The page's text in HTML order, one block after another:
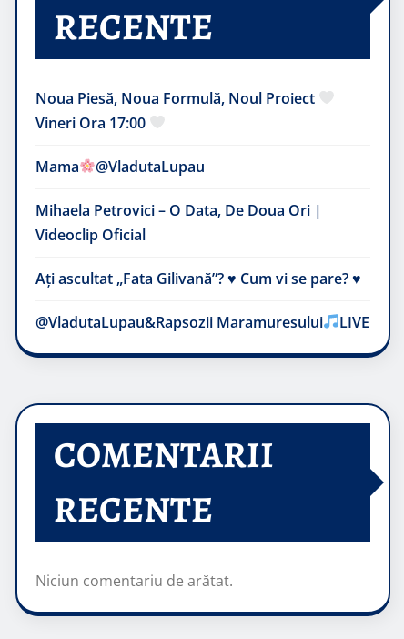
RECENTE
Noua Piesă, Noua Formulă, Noul Proiect
Vineri Ora 17:00
Mama @VladutaLupau
Mihaela Petrovici – O Data, De Doua Ori |
Videoclip Oficial
Ați ascultat „Fata Gilivană”? ♥️ Cum vi se pare? ♥️
@VladutaLupau&Rapsozii Maramuresului LIVE
COMENTARII
RECENTE
Niciun comentariu de arătat.